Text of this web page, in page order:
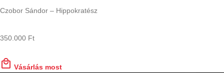
Czobor Sándor – Hippokratész
350.000 Ft
Vásárlás most